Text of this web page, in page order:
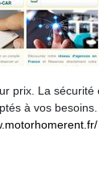
prix. La
à vos besoins.